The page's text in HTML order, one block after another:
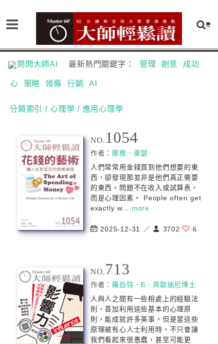
問問大師AI 最新熱門關鍵字： 管理 創意 成功
心 策略 領導 行銷 AI
分類索引 / 心理學 / 應用心理學
NO. 1054
作者： 摩根．豪瑟
人們常常用金錢買到他們想要的東
西，卻發現那並非是他們真正需要
的東西。問題不在收入或試算表，
而是心理因素。 People often get
exactly w... more
2025-12-31 ／ 3702 6
NO. 713
作者： 羅伯特．B．齊歐迪尼博士
人與人之間有一些相處上的經驗法
則，善加利用這些基本的心理原
則，能成就許多美事。但是當這些
原理被有心人士利用時，不只會讓
我們看起來很愚蠢，甚至可能更